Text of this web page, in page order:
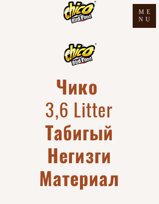
ME
NU
Чико
3,6 Litter
Табигый
Негизги
Материал